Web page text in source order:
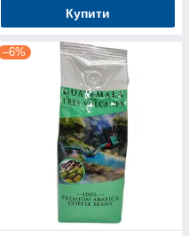
Купити
–6%